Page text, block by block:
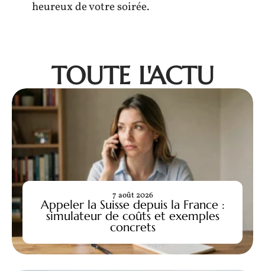
heureux de votre soirée.
TOUTE L'ACTU
Appeler la Suisse depuis la France :
simulateur de coûts et exemples
concrets
7 août 2026